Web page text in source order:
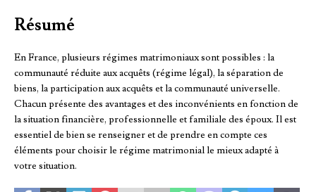
Résumé
En France, plusieurs régimes matrimoniaux sont possibles : la
communauté réduite aux acquêts (régime légal), la séparation de
biens, la participation aux acquêts et la communauté universelle.
Chacun présente des avantages et des inconvénients en fonction de
la situation financière, professionnelle et familiale des époux. Il est
essentiel de bien se renseigner et de prendre en compte ces
éléments pour choisir le régime matrimonial le mieux adapté à
votre situation.